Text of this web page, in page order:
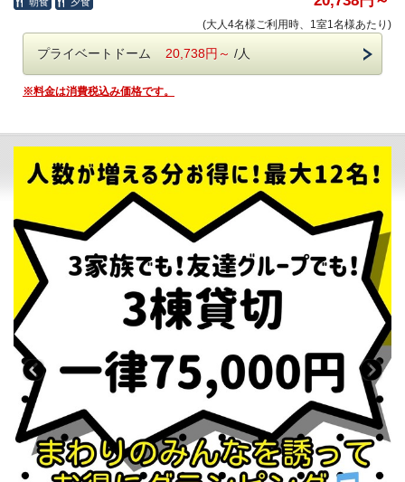
●ご飯は海津産の「はつしも」を使用
他県ではほとんど生産されていない“幻のお米”
◆黄金色に輝く贅沢な湯
※別途大人580円、小人200円を現地にてお支払いください。
※全員分をお支払いいただきます。
で)となります。
お問合せやよくある質問は公式LINE から追加！⇒ @glampark
◆設備◆
エアコン、ベッド、冷蔵庫、電子レンジ、電気ケトル、トースタ
ー、ハンガーラック、鏡、コップ
※テレビはございません。
◆アメニティ◆
フェイスタオル、バスタオル、シャンプー、リンス、ボディソー
プ、ハンドソープ、歯ブラシ、髭剃り、スリッパ、くしがござい
ます。
※大人用・子供用浴衣、子供用はチェックイン時、各サイズをお
選びください。
◆アクセス◆
〒503-0628 岐阜県海津市海津町福江560-1
黄金色に輝く天然温泉「金泉」と、 日本百名月に選ばれる美しい
「月」に 癒される至福のひととき。
美しい景観と自然美溢れる 「グランパーク海津温泉」を お楽しみ
ください。
〇--------------------------------------〇
●一泊二食付きプラン
四季折々の地元食材を活かしたお料理をご提供いたします。
●ご飯は海津産の「はつしも」を使用
他県ではほとんど生産されていない“幻のお米”
◆黄金色に輝く贅沢な湯
※別途大人580円、小人200円を現地にてお支払いください。
※全員分をお支払いいただきます。
※チェックイン当日の利用可能時間：21時30分まで(入館は21時ま
で)となります。
◆1日3組限定、誰にも邪魔されない優雅なひとときを味わう
お問合せやよくある質問は公式LINE から追加！⇒@glampark
※お支払いはWEBでの事前決済のみとなっております。
なお、お振込みでのお支払いもご案内可能でございますので、
ご希望の場合は公式LINEにてご連絡ください。
◆設備◆
(大人4名様ご利用時、1室1名様あたり)
プライベートドーム 20,738円～ /人
※料金は消費税込み価格です。